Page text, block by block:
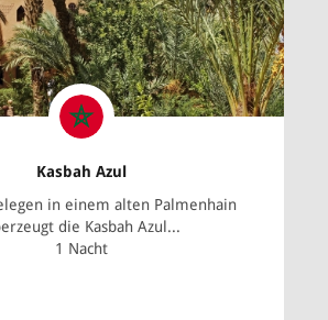
Kasbah Azul
in einem alten Palmenhain
die Kasbah Azul...
1 Nacht